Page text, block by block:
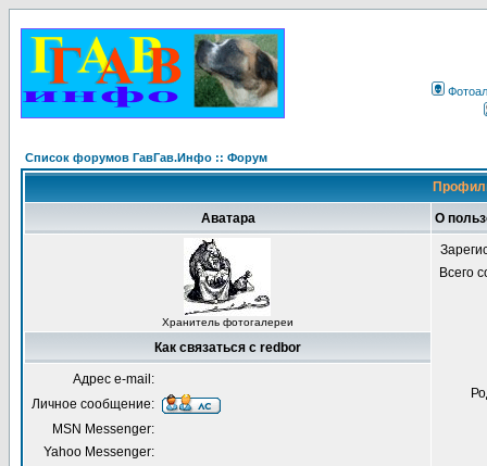
Список форумов ГавГав.Инфо :: Форум
Аватара О
Хранитель фотогалереи
Всего
Как связаться с redbor
Адрес e-mail:
Личное сообщение:
MSN Messenger:
Yahoo Messenger: